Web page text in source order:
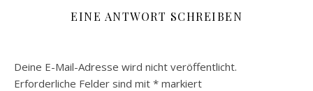
EINE ANTWORT SCHREIBEN
Deine E-Mail-Adresse wird nicht veröffentlicht.
Erforderliche Felder sind mit * markiert